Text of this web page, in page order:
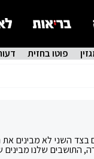
פוטו בחזית
השני לא מבינים
התושבים שלנו